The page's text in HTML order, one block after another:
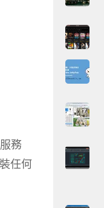
務
任何